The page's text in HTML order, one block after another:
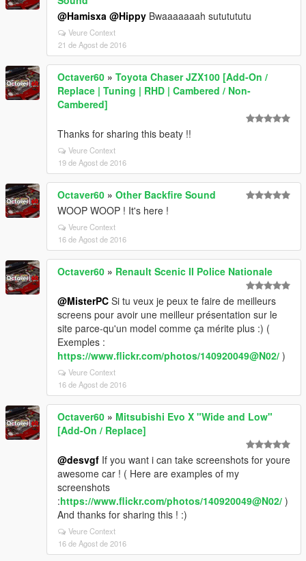
@Hamisxa @Hippy Bwaaaaaaah sututututu
Veure Context
21 de Agost de 2016
Octaver60 » Toyota Chaser JZX100 [Add-On /
Replace | Tuning | RHD | Cambered / Non-
Cambered]
Thanks for sharing this beaty !!
Veure Context
19 de Agost de 2016
Octaver60 » Other Backfire Sound
WOOP WOOP ! It's here !
Veure Context
16 de Agost de 2016
Octaver60 » Renault Scenic II Police Nationale
@MisterPC Si tu veux je peux te faire de meilleurs
screens pour avoir une meilleur présentation sur le
site parce-qu'un model comme ça mérite plus :) (
Exemples :
https://www.flickr.com/photos/140920049@N02/ )
Veure Context
16 de Agost de 2016
Octaver60 » Mitsubishi Evo X "Wide and Low"
[Add-On / Replace]
@desvgf If you want i can take screenshots for youre
awesome car ! ( Here are examples of my
screenshots
:https://www.flickr.com/photos/140920049@N02/ )
And thanks for sharing this ! :)
Veure Context
16 de Agost de 2016